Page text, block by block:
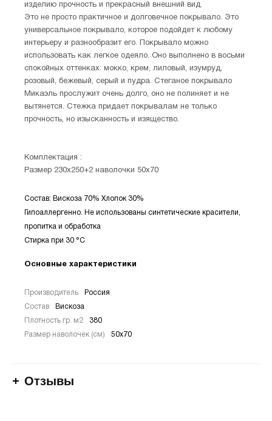
изделию прочность и прекрасный внешний вид.
Это не просто практичное и долговечное покрывало. Это
универсальное покрывало, которое подойдет к любому
интерьеру и разнообразит его. Покрывало можно
использовать как легкое одеяло. Оно выполнено в восьми
спокойных оттенках: мокко, крем, лиловый, изумруд,
розовый, бежевый, серый и пудра. Стеганое покрывало
Микаэль прослужит очень долго, оно не полиняет и не
вытянется. Стежка придает покрывалам не только
прочность, но изысканность и изящество.
Комплектация :
Размер 230х250+2 наволочки 50х70
Состав: Вискоза 70% Хлопок 30%
Гипоаллергенно. Не использованы синтетические красители,
пропитка и обработка
Стирка при 30 °С
Основные характеристики
Производитель Россия
Состав Вискоза
Плотность гр. м2 380
Размер наволочек (см) 50х70
Отзывы